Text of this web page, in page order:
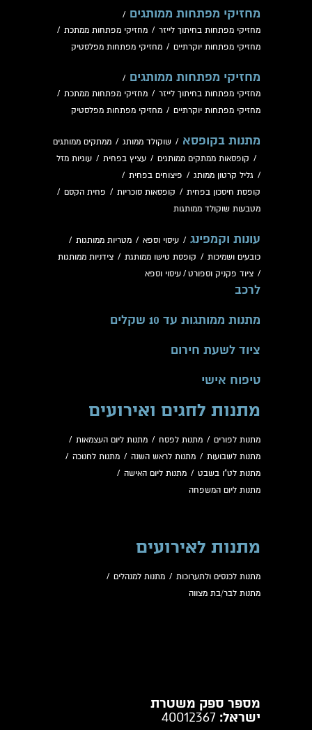
מחזיקי מפתחות ממותגים /
מחזיקי מפתחות בחיתוך לייזר / מחזיקי מפתחות ממתכת /
מחזיקי מפתחות יוקרתיים / מחזיקי מפתחות מפלסטיק
מחזיקי מפתחות ממותגים /
מחזיקי מפתחות בחיתוך לייזר / מחזיקי מפתחות ממתכת /
מחזיקי מפתחות יוקרתיים / מחזיקי מפתחות מפלסטיק
מתנות בקופסא / שוקולד ממותג / ממתקים ממותגים
/ קופסאות ממתקים ממותגים / עציץ בפחית / עוגיות מזל
/ גליל קרטון ממותג / פיצוחים בפחית /
קופסת חיסכון בפחית / קופסאות סוכריות / פחית הקסם /
מטבעות שוקולד ממותגות
עונות וקמפינג / עיסוי וספא / מטריות ממותגות /
כובעים ושמיכות / קופסת טישו ממותגת / צידניות ממותגות
/ ציוד פקניק וספורט / עיסוי וספא
לרכב
מתנות ממותגות עד 10 שקלים
ציוד לשעת חירום
טיפוח אישי
מתנות לחגים ואירועים
מתנות לפורים / מתנות לפסח / מתנות ליום העצמאות /
מתנות לשבועות / מתנות לראש השנה / מתנות לחנוכה /
מתנות לט"ו בשבט / מתנות ליום האישה /
מתנות ליום המשפחה
מתנות לאירועים
מתנות לכנסים ולתערוכות / מתנות למנהלים /
מתנות לבר/בת מצווה
מספר ספק משטרת
ישראל: